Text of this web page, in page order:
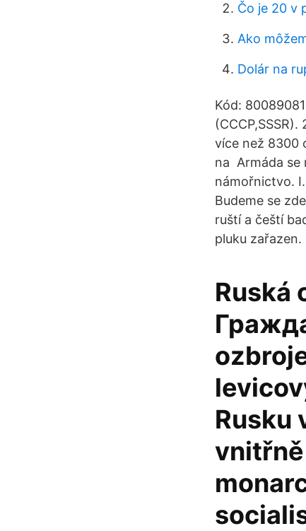
Čo je 20 v
Ako
Dolár na
Kód:
více než 8300
na Armáda se
námořnictvo.
Budeme se
ruští a čeští
pluku zařazen.
Ruská
Rusku